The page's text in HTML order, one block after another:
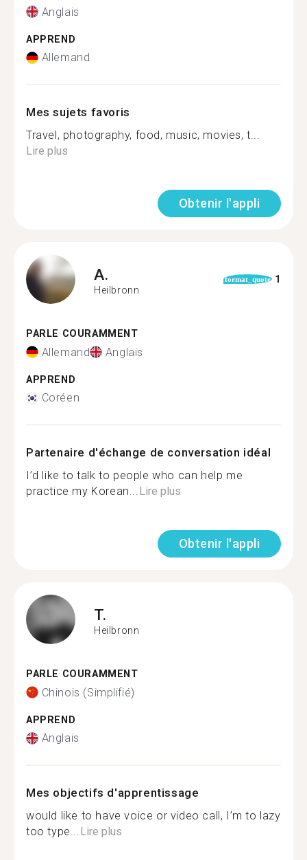
Anglais
APPREND
Allemand
Mes sujets favoris
Travel, photography, food, music, movies, t...
Lire plus
Obtenir l'appli
A.
Heilbronn
format_quote 1
PARLE COURAMMENT
Allemand Anglais
APPREND
Coréen
Partenaire d'échange de conversation idéal
I’d like to talk to people who can help me
practice my Korean...Lire plus
Obtenir l'appli
T.
Heilbronn
PARLE COURAMMENT
Chinois (Simplifié)
APPREND
Anglais
Mes objectifs d'apprentissage
would like to have voice or video call, I’m to lazy
too type...Lire plus